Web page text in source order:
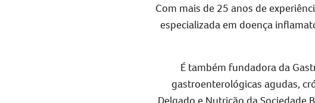
Com mais de 25 anos de
especializada em doença
É também fundadora da
gastroenterológicas agudas,